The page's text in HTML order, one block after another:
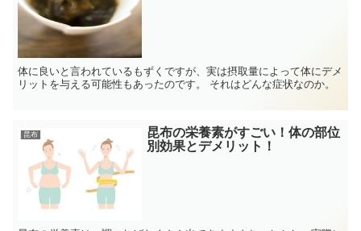
体に良いと言われているもずくですが、実は摂取量によって体にデメ
リットを与える可能性もあったのです。 それはどんな症状なのか。
昆布
昆布の栄養素がすごい！体の部位
別効果とデメリット！